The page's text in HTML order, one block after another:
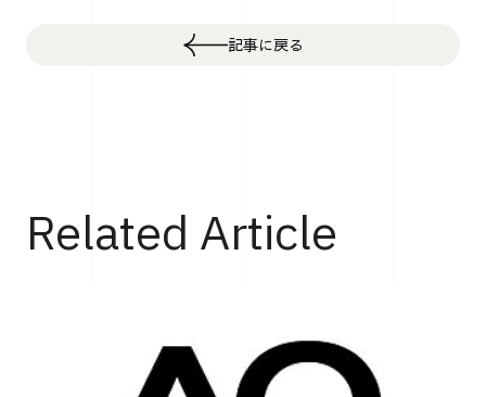
記事に戻る
Related Article